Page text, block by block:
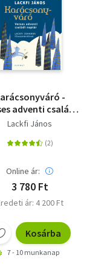
-
adventi családi
naptár
Lackfi János
Online ár:
3 780 Ft
ár: 4 200 Ft
Kosárba
7 - 10 munkanap